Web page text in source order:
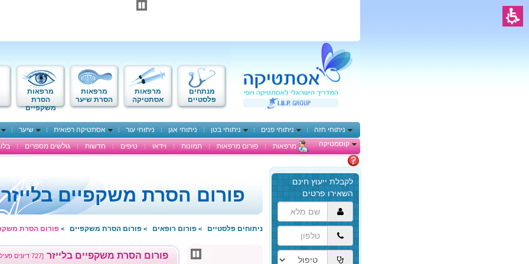
מנתחים
פלסטיים
מרפאות
אסתטיקה
מרפאות
הסרת שיער
מרפאות
הסרת
משקפיים
ניתוחי חזה ניתוחי פנים ניתוחי בטן ניתוחי אגן ניתוחי עור אסתטיקה רפואית שיער
קוסמטיקה
מרפאות פורום מרפאות תמונות וידאו טיפים חדשות גולשים מספרים
הגעת
לתוכן
המרכזי,
באפשרותך
ללחוץ
אנטר
כדי
לדלג
לאזור
פורום הסרת משקפיים בלייזר
ניתוחים פלסטיים > פורום רופאים > פורום הסרת משקפיים > פורום הסרת
[727 דיונים פעילים] פורום הסרת משקפיים בלייזר